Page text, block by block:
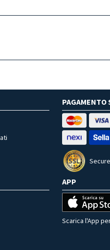
PAGAMENTO
APP
Scarica l'App